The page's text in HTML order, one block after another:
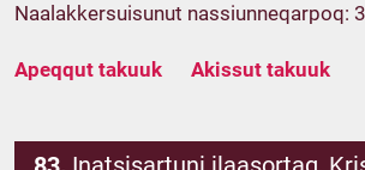
Naalakkersuisunut nassiunneqarpoq:
Apeqqut takuuk Akissut takuuk